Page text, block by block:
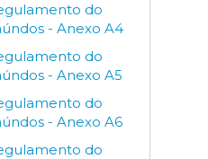
do
- Anexo A4
do
- Anexo A5
do
- Anexo A6
do